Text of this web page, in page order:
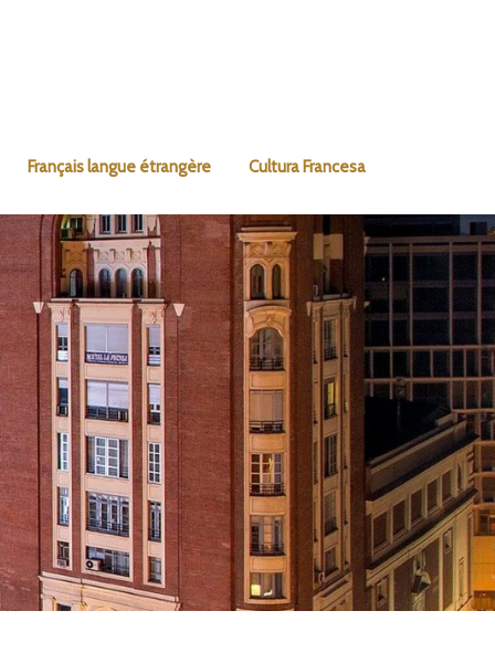
Français langue étrangère Cultura Francesa